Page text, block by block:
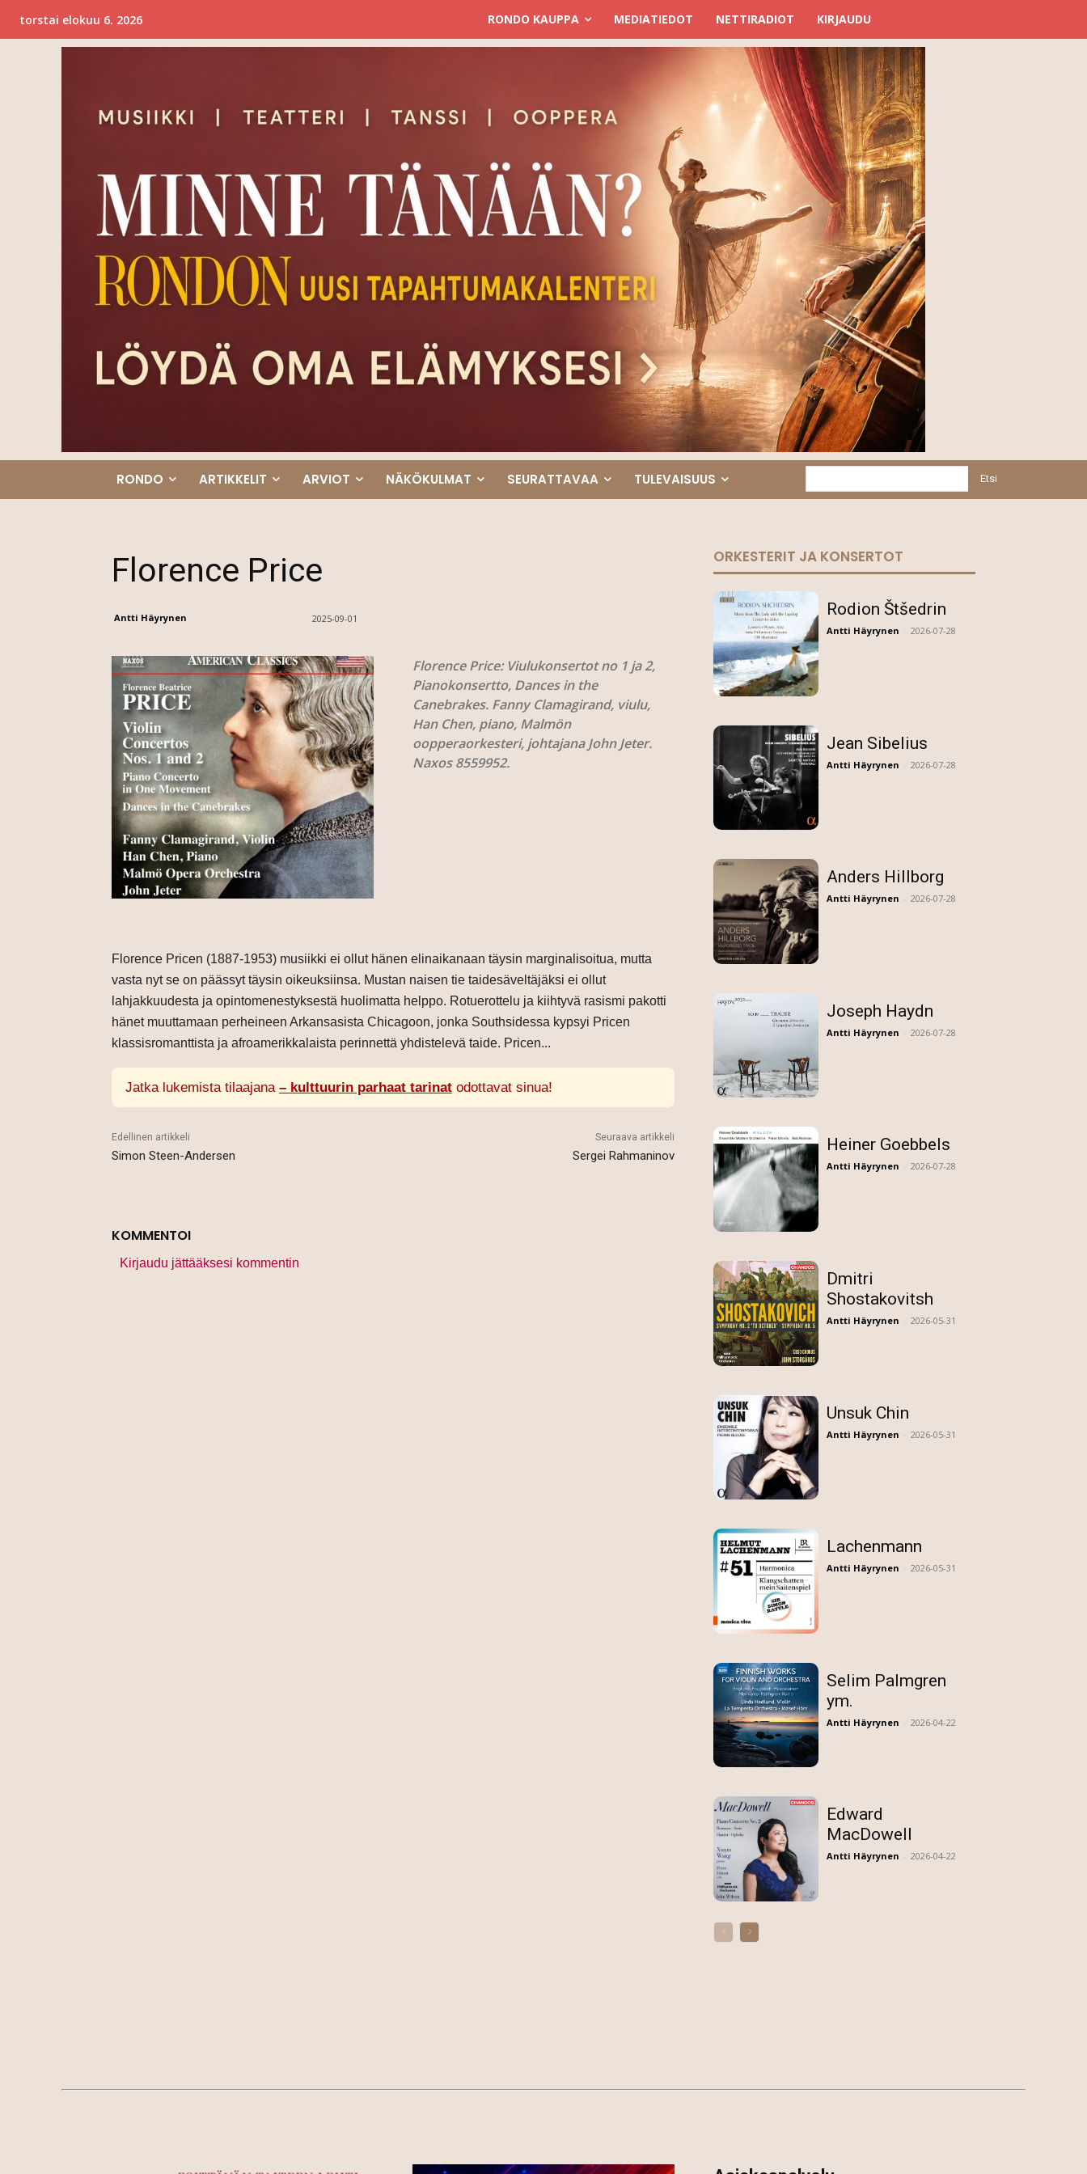
torstai elokuu 6. 2026 RONDO KAUPPA MEDIATIEDOT NETTIRADIOT KIRJAUDU
RONDO ARTIKKELIT ARVIOT NÄKÖKULMAT SEURATTAVAA TULEVAISUUS Etsi
Florence Price
Antti Häyrynen 2025-09-01
Florence Price: Viulukonsertot no 1 ja 2,
Pianokonsertto, Dances in the
Canebrakes. Fanny Clamagirand, viulu,
Han Chen, piano, Malmön
oopperaorkesteri, johtajana John Jeter.
Naxos 8559952.
Florence Pricen (1887-1953) musiikki ei ollut hänen elinaikanaan täysin marginalisoitua, mutta
vasta nyt se on päässyt täysin oikeuksiinsa. Mustan naisen tie taidesäveltäjäksi ei ollut
lahjakkuudesta ja opintomenestyksestä huolimatta helppo. Rotuerottelu ja kiihtyvä rasismi pakotti
hänet muuttamaan perheineen Arkansasista Chicagoon, jonka Southsidessa kypsyi Pricen
klassisromanttista ja afroamerikkalaista perinnettä yhdistelevä taide. Pricen...
Jatka lukemista tilaajana – kulttuurin parhaat tarinatodottavat sinua!
Edellinen artikkeli
Simon Steen-Andersen
Seuraava artikkeli
Sergei Rahmaninov
KOMMENTOI
Kirjaudu jättääksesi kommentin
ORKESTERIT JA KONSERTOT
Rodion Štšedrin
Antti Häyrynen - 2026-07-28
Jean Sibelius
Antti Häyrynen - 2026-07-28
Anders Hillborg
Antti Häyrynen - 2026-07-28
Joseph Haydn
Antti Häyrynen - 2026-07-28
Heiner Goebbels
Antti Häyrynen - 2026-07-28
Dmitri
Shostakovitsh
Antti Häyrynen - 2026-05-31
Unsuk Chin
Antti Häyrynen - 2026-05-31
Lachenmann
Antti Häyrynen - 2026-05-31
Selim Palmgren
ym.
Antti Häyrynen - 2026-04-22
Edward
MacDowell
Antti Häyrynen - 2026-04-22